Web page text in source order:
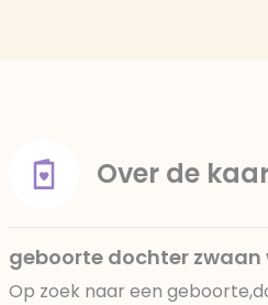
Over de
geboorte dochter
Op zoek naar een